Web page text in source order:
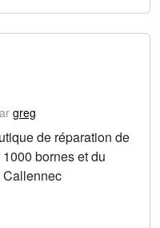
greg
de réparation de
bornes et du
Callennec